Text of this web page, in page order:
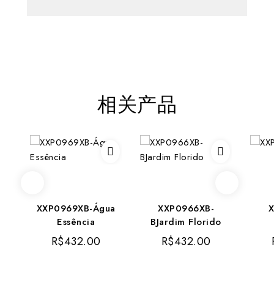
相关产品
XXP0969XB-Água
Essência
R$432.00
XXP0966XB-
BJardim Florido
R$432.00